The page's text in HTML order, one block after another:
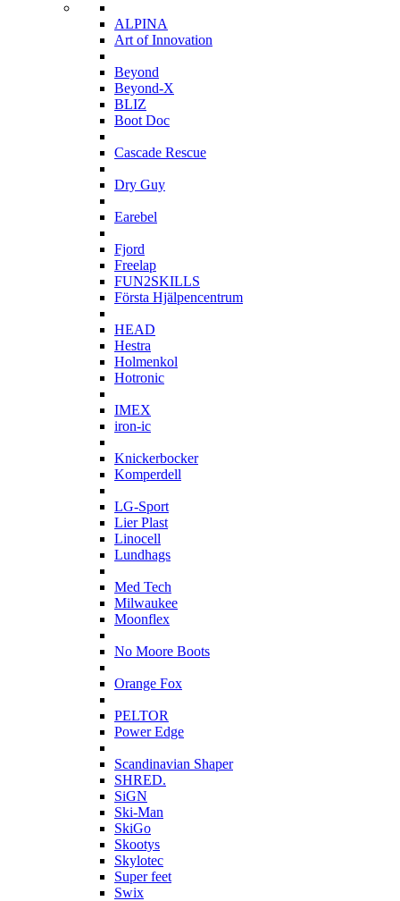
ALPINA
Art of Innovation
Beyond
Beyond-X
BLIZ
Boot Doc
Cascade Rescue
Dry Guy
Earebel
Fjord
Freelap
FUN2SKILLS
Första Hjälpencentrum
HEAD
Hestra
Holmenkol
Hotronic
IMEX
iron-ic
Knickerbocker
Komperdell
LG-Sport
Lier Plast
Linocell
Lundhags
Med Tech
Milwaukee
Moonflex
No Moore Boots
Orange Fox
PELTOR
Power Edge
Scandinavian Shaper
SHRED.
SiGN
Ski-Man
SkiGo
Skootys
Skylotec
Super feet
Swix